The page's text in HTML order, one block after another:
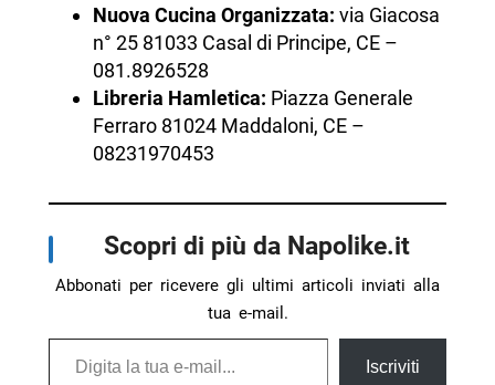
Nuova Cucina Organizzata: via Giacosa
n° 25 81033 Casal di Principe, CE –
081.8926528
Libreria Hamletica: Piazza Generale
Ferraro 81024 Maddaloni, CE –
08231970453
Scopri di più da Napolike.it
Abbonati per ricevere gli ultimi articoli inviati alla
tua e-mail.
Digita la tua e-mail...
Iscriviti